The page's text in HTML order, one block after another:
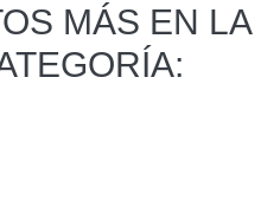
MÁS EN LA